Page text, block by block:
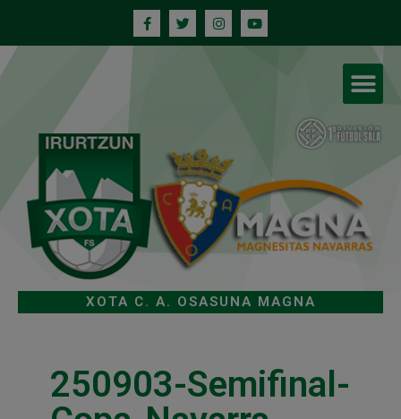
XOTA C. A. OSASUNA MAGNA
250903-Semifinal-